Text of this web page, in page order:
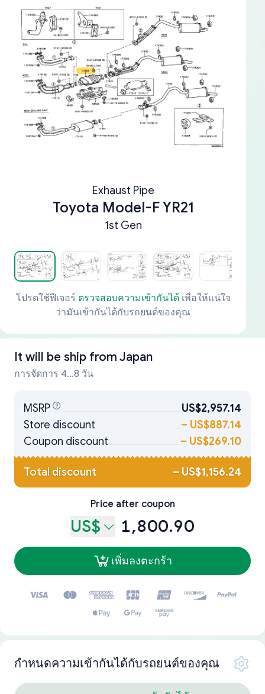
Exhaust Pipe
Toyota Model-F YR21
1st Gen
โปรดใช้ฟีเจอร์ ตรวจสอบความเข้ากันได้เพื่อให้แน่ใจ
ว่ามันเข้ากันได้กับรถยนต์ของคุณ
It will be ship from Japan
การจัดการ 4...8 วัน
MSRP
US$2,957.14
Store discount
– US$887.14
Coupon discount
– US$269.10
Total discount – US$1,156.24
Price after coupon
US$ 1,800.90
เพิ่มลงตะกร้า
กำหนดความเข้ากันได้กับรถยนต์ของคุณ